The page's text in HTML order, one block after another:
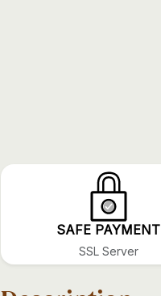
SAFE PAYMENT
SSL Server